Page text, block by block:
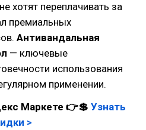
хотят переплачивать за
премиальных
Антивандальная
— ключевые
использования
применении.
Маркете 👉💲 Узнать
>